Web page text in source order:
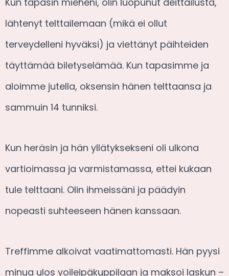
lähtenyt telttailemaan (mikä ei ollut
terveydelleni hyväksi) ja viettänyt päihteiden
täyttämää biletyselämää. Kun tapasimme ja
aloimme jutella, oksensin hänen telttaansa ja
sammuin 14 tunniksi.
Kun heräsin ja hän yllätyksekseni oli ulkona
vartioimassa ja varmistamassa, ettei kukaan
tule telttaani. Olin ihmeissäni ja päädyin
nopeasti suhteeseen hänen kanssaan.
Treffimme alkoivat vaatimattomasti. Hän pyysi
minua ulos voileipäkuppilaan ja maksoi laskun –